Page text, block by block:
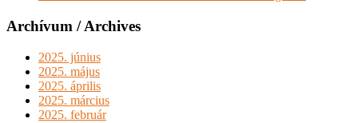
Archívum / Archives
2025. június
2025. május
2025. április
2025. március
2025. február